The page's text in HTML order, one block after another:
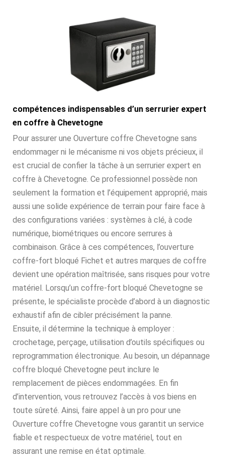
compétences indispensables d’un serrurier expert
en coffre à Chevetogne
Pour assurer une Ouverture coffre Chevetogne sans
endommager ni le mécanisme ni vos objets précieux, il
est crucial de confier la tâche à un serrurier expert en
coffre à Chevetogne. Ce professionnel possède non
seulement la formation et l’équipement approprié, mais
aussi une solide expérience de terrain pour faire face à
des configurations variées : systèmes à clé, à code
numérique, biométriques ou encore serrures à
combinaison. Grâce à ces compétences, l’ouverture
coffre-fort bloqué Fichet et autres marques de coffre
devient une opération maîtrisée, sans risques pour votre
matériel. Lorsqu’un coffre-fort bloqué Chevetogne se
présente, le spécialiste procède d’abord à un diagnostic
exhaustif afin de cibler précisément la panne.
Ensuite, il détermine la technique à employer :
crochetage, perçage, utilisation d’outils spécifiques ou
reprogrammation électronique. Au besoin, un dépannage
coffre bloqué Chevetogne peut inclure le
remplacement de pièces endommagées. En fin
d’intervention, vous retrouvez l’accès à vos biens en
toute sûreté. Ainsi, faire appel à un pro pour une
Ouverture coffre Chevetogne vous garantit un service
fiable et respectueux de votre matériel, tout en
assurant une remise en état optimale.